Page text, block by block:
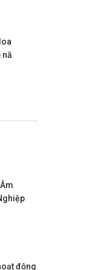
nă
động